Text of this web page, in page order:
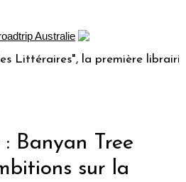
la première librairie du
Banyan Tree
sur la